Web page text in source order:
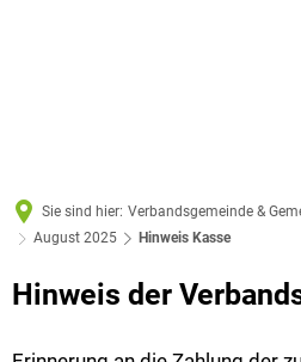
Sie sind hier: Verbandsgemeinde &
August 2025
Hinweis Kasse
Hinweis der